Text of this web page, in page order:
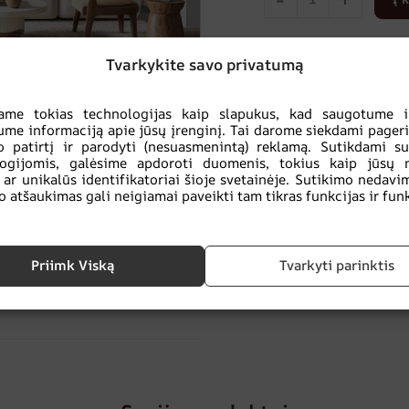
Tvarkykite savo privatumą
tokias technologijas kaip slapukus, kad saugotume
informaciją apie jūsų įrenginį. Tai darome siekdami
patirtį ir parodyti (nesuasmenintą) reklamą. Sutikdami
galėsime apdoroti duomenis, tokius kaip jūsų
ar unikalūs identifikatoriai šioje svetainėje. Sutikimo
atšaukimas gali neigiamai paveikti tam tikras funkcijas ir
Priimk Viską Tvarkyti parinktis
MIEGAMAJAM,
atspalviai,SALONUI,
UŽSISAKYKITE
TEIRAUKITĖS DĖL
Jūs perkate
ekologiškas
produktas